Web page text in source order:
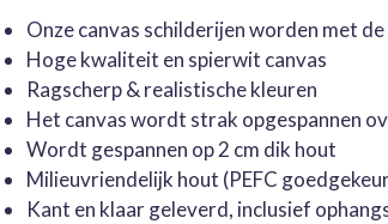
Onze canvas schilderijen worden met
Hoge kwaliteit en spierwit canvas
Ragscherp & realistische kleuren
Het canvas wordt strak opgespannen
Wordt gespannen op 2 cm dik hout
Milieuvriendelijk hout (PEFC
Kant en klaar geleverd, inclusief